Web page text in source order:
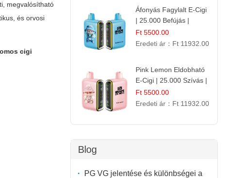
megvalósítható
és orvosi
cigi
Áfonyás Fagylalt E-Cigi
| 25.000 Befújás |
Eldobható E-Cigaretta
Ft 5500.00
Eredeti ár： Ft 11932.00
Pink Lemon Eldobható
E-Cigi | 25.000 Szívás |
Rózsaszín Citrom Íz
Ft 5500.00
Eredeti ár： Ft 11932.00
Blog
PG VG jelentése és különbségei a